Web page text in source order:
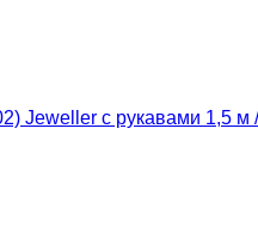
Jeweller с рукавами 1,5